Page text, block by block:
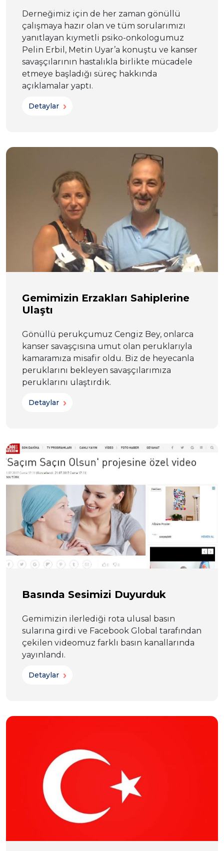
Derneğimiz için de her zaman gönüllü
çalışmaya hazır olan ve tüm sorularımızı
yanıtlayan kıymetli psiko-onkologumuz
Pelin Erbil, Metin Uyar’a konuştu ve kanser
savaşçılarının hastalıkla birlikte mücadele
etmeye başladığı süreç hakkında
açıklamalar yaptı.
Detaylar
Gemimizin Erzakları Sahiplerine
Ulaştı
Gönüllü perukçumuz Cengiz Bey, onlarca
kanser savaşçısına umut olan peruklarıyla
kamaramıza misafir oldu. Biz de heyecanla
peruklarını bekleyen savaşçılarımıza
peruklarını ulaştırdık.
Detaylar
Basında Sesimizi Duyurduk
Gemimizin ilerlediği rota ulusal basın
sularına girdi ve Facebook Global tarafından
çekilen videomuz farklı basın kanallarında
yayınlandı.
Detaylar